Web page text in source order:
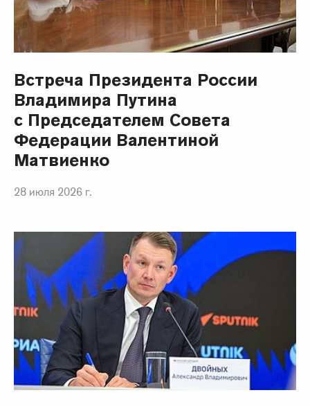
Встреча Президента России
Владимира Путина
с Председателем Совета
Федерации Валентиной
Матвиенко
28 июля 2026 г.